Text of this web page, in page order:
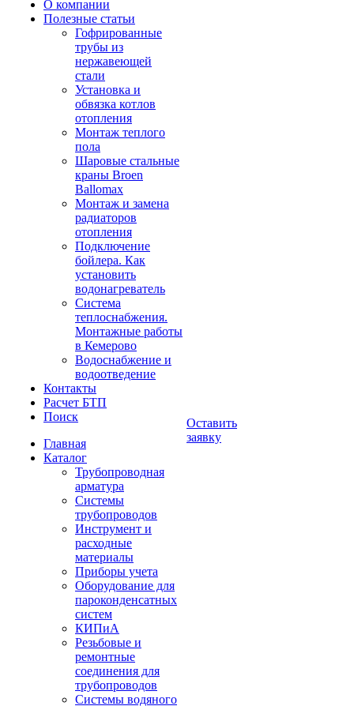
О компании
Полезные статьи
Гофрированные
трубы из
нержавеющей
стали
Установка и
обвязка котлов
отопления
Монтаж теплого
пола
Шаровые стальные
краны Broen
Ballomax
Монтаж и замена
радиаторов
отопления
Подключение
бойлера. Как
установить
водонагреватель
Система
теплоснабжения.
Монтажные работы
в Кемерово
Водоснабжение и
водоотведение
Контакты
Расчет БТП
Поиск
Главная
Каталог
Трубопроводная
арматура
Системы
трубопроводов
Инструмент и
расходные
материалы
Приборы учета
Оборудование для
пароконденсатных
систем
КИПиА
Резьбовые и
ремонтные
соединения для
трубопроводов
Системы водяного
Оставить
заявку